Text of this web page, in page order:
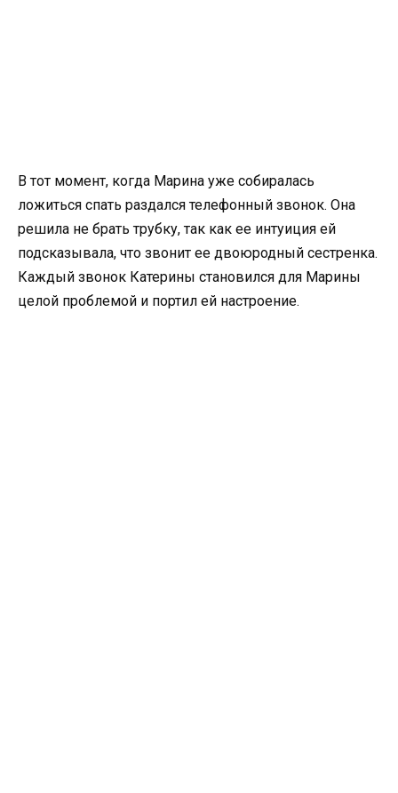
В тот момент, когда Марина уже собиралась
ложиться спать раздался телефонный звонок. Она
решила не брать трубку, так как ее интуиция ей
подсказывала, что звонит ее двоюродный сестренка.
Каждый звонок Катерины становился для Марины
целой проблемой и портил ей настроение.